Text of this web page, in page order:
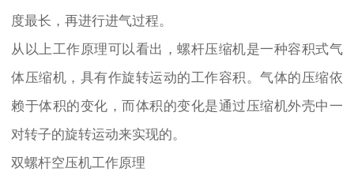
度最长，再进行进气过程。
从以上工作原理可以看出，螺杆压缩机是一种容积式气
体压缩机，具有作旋转运动的工作容积。气体的压缩依
赖于体积的变化，而体积的变化是通过压缩机外壳中一
对转子的旋转运动来实现的。
双螺杆空压机工作原理